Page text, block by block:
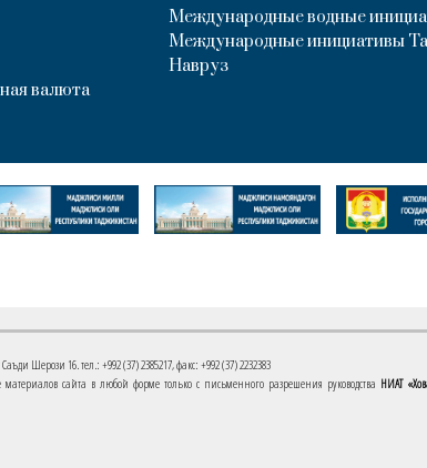
валюта
Международные водные
Международные инициативы
Навруз
Шерози 16. тел.: +992 (37) 2385217, факс: +992 (37) 2232383
сайта в любой форме только с письменного разрешения руководства НИАТ